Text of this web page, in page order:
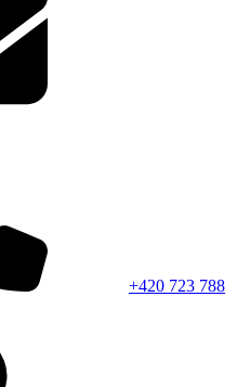
+420 723 788